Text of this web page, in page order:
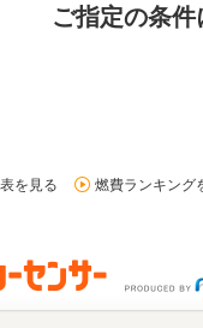
ご指定の条
を見る 燃費ランキング